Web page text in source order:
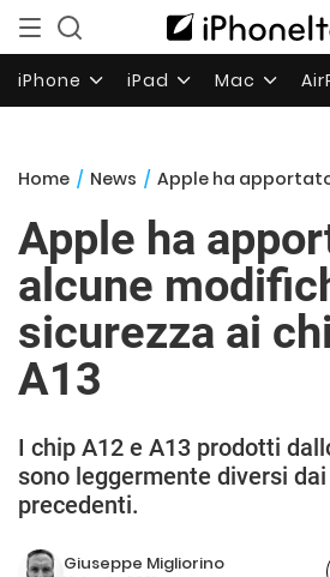
iPhone iPad Mac
Home / News / Apple ha apportato alcune
Apple ha
alcune
sicurezza ai
A13
I chip A12 e A13 prodotti
sono leggermente diversi
precedenti.
Giuseppe Migliorino